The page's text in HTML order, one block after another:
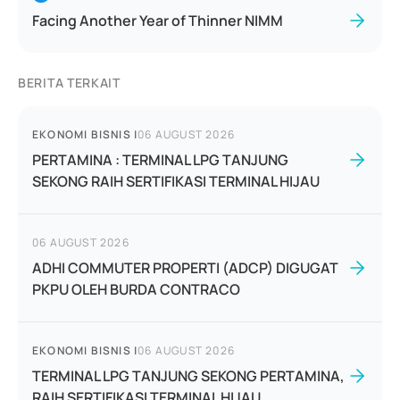
Facing Another Year of Thinner NIMM
BERITA TERKAIT
EKONOMI BISNIS |06 AUGUST 2026
PERTAMINA : TERMINAL LPG TANJUNG
SEKONG RAIH SERTIFIKASI TERMINAL HIJAU
06 AUGUST 2026
ADHI COMMUTER PROPERTI (ADCP) DIGUGAT
PKPU OLEH BURDA CONTRACO
EKONOMI BISNIS |06 AUGUST 2026
TERMINAL LPG TANJUNG SEKONG PERTAMINA,